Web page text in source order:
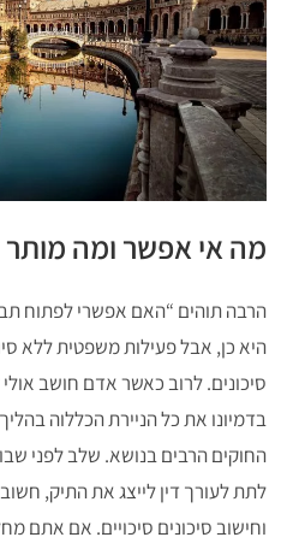
מה אי אפשר ומה מותר
הרבה תוהים “האם אפשרי לפתוח
היא כן, אבל פעילות משפטית ללא
סיכונים. לרוב כאשר אדם חושב
בדמיונו את כל הניירת הכללוה
החוקים הרבים בנושא. שלב לפני
לתת לעורך דין לייצג את התיק,
וחישוב סיכונים סיכויים. אם אתם